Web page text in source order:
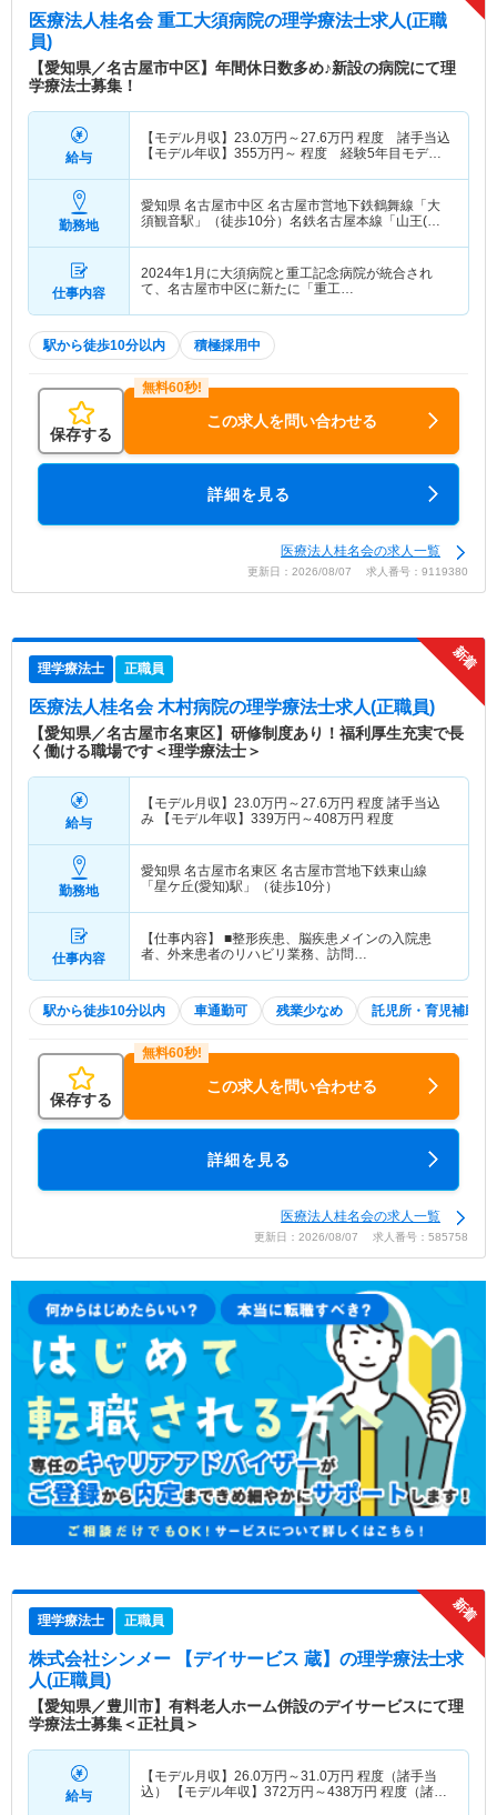
医療法人桂名会 重工大須病院の理学療法士求人(正職
員)
【愛知県／名古屋市中区】年間休日数多め♪新設の病院にて理
学療法士募集！
給与
【モデル月収】 23.0万円～27.6万円 程度 諸手当込
【モデル年収】 355万円～ 程度 経験5年目モデル
勤務地
愛知県 名古屋市中区 名古屋市営地下鉄鶴舞線「大
須観音駅」（徒歩10分）名鉄名古屋本線「山王(愛
仕事内容
2024年1月に大須病院と重工記念病院が統合され
て、名古屋市中区に新たに「重工…
駅から徒歩10分以内 積極採用中
保存する
この求人を問い合わせる
詳細を見る
医療法人桂名会の求人一覧
更新日：2026/08/07 求人番号：9119380
理学療法士 正職員
医療法人桂名会 木村病院の理学療法士求人(正職員)
【愛知県／名古屋市名東区】研修制度あり！福利厚生充実で長
く働ける職場です＜理学療法士＞
給与
【モデル月収】 23.0万円～27.6万円 程度 諸手当込
み 【モデル年収】 339万円～408万円 程度
勤務地
愛知県 名古屋市名東区 名古屋市営地下鉄東山線
「星ケ丘(愛知)駅」（徒歩10分）
仕事内容
【仕事内容】 ■整形疾患、脳疾患メインの入院患
者、外来患者のリハビリ業務、訪問…
駅から徒歩10分以内 車通勤可 残業少なめ 託児所・育児補助
保存する
この求人を問い合わせる
詳細を見る
医療法人桂名会の求人一覧
更新日：2026/08/07 求人番号：585758
理学療法士 正職員
株式会社シンメー 【デイサービス 蔵】 の理学療法士求
人(正職員)
【愛知県／豊川市】有料老人ホーム併設のデイサービスにて理
学療法士募集＜正社員＞
給与
【モデル月収】 26.0万円～31.0万円 程度（諸手当
込） 【モデル年収】 372万円～438万円 程度（諸手